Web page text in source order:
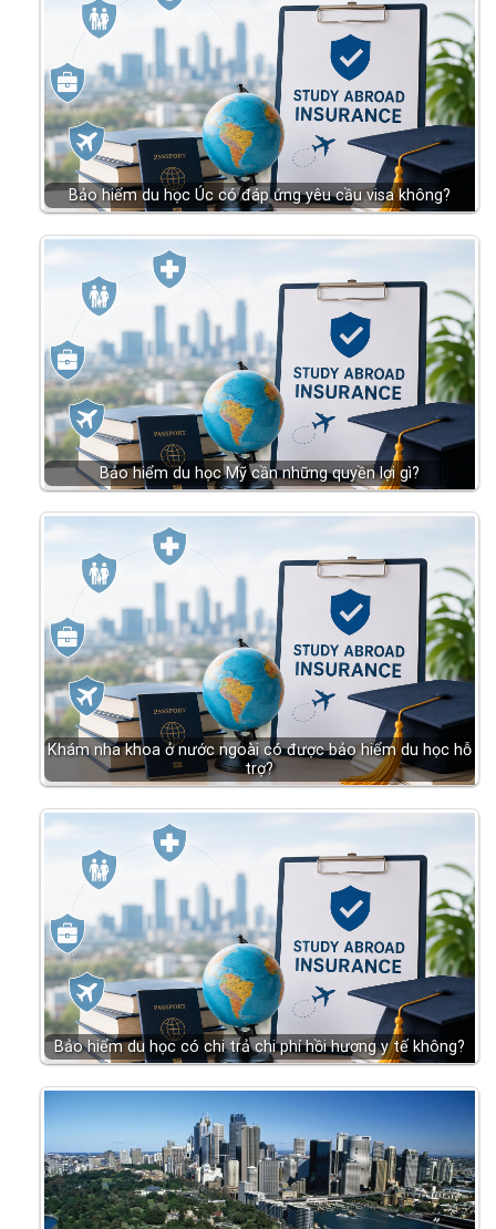
Bảo hiểm du học Úc có đáp ứng yêu cầu visa không?
Bảo hiểm du học Mỹ cần những quyền lợi gì?
Khám nha khoa ở nước ngoài có được bảo hiểm du học hỗ
trợ?
Bảo hiểm du học có chi trả chi phí hồi hương y tế không?